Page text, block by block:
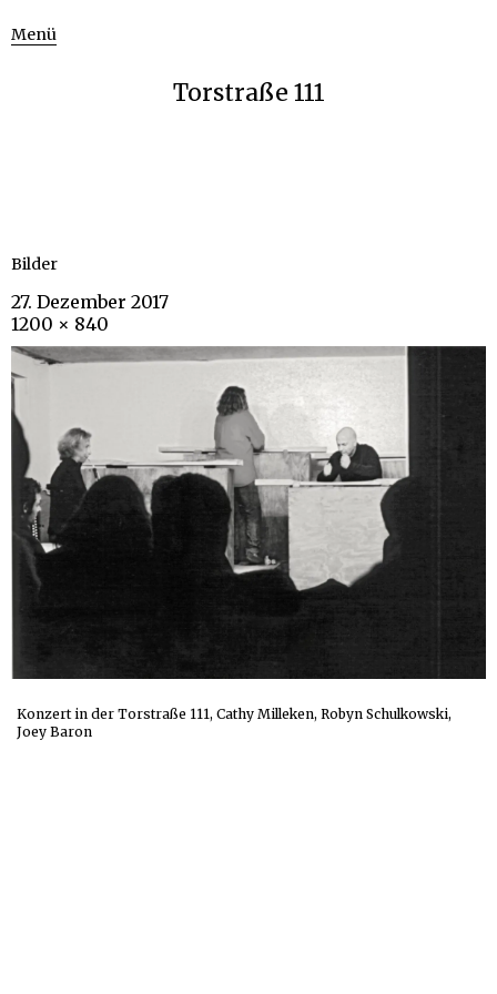
Menü
Torstraße 111
Bilder
27. Dezember 2017
1200 × 840
Konzert in der Torstraße 111, Cathy Milleken, Robyn Schulkowski,
Joey Baron